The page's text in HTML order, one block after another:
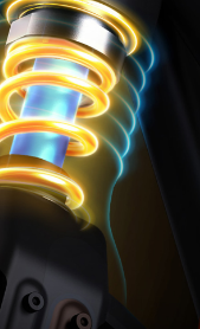
1 pešački režim